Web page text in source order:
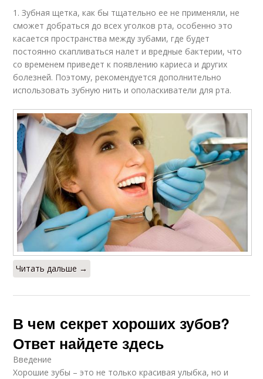
1. Зубная щетка, как бы тщательно ее не применяли, не
сможет добраться до всех уголков рта, особенно это
касается пространства между зубами, где будет
постоянно скапливаться налет и вредные бактерии, что
со временем приведет к появлению кариеса и других
болезней. Поэтому, рекомендуется дополнительно
использовать зубную нить и ополаскиватели для рта.
Читать дальше →
В чем секрет хороших зубов?
Ответ найдете здесь
Введение
Хорошие зубы – это не только красивая улыбка, но и